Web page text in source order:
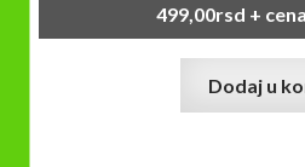
499,00rsd +
Dodaj u